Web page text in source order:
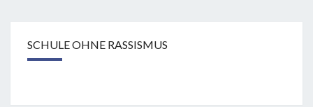
SCHULE OHNE RASSISMUS